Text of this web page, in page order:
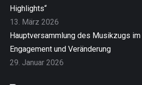
Highlights“
13. März 2026
Hauptversammlung des Musikzugs
Engagement und Veränderung
29. Januar 2026